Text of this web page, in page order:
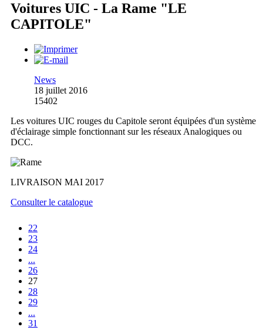
Voitures UIC - La Rame "LE
CAPITOLE"
News
18 juillet 2016
15402
Les voitures UIC rouges du Capitole seront équipées d'un système
d'éclairage simple fonctionnant sur les réseaux Analogiques ou
DCC.
LIVRAISON MAI 2017
Consulter le catalogue
22
23
24
...
26
27
28
29
...
31